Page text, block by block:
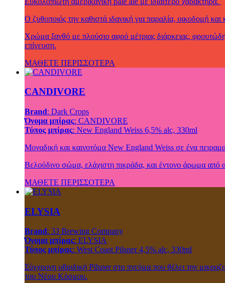
Ο ζυθοποιός την καθιστά ιδανική για παραλία, οικοδομή
Χρώμα ξανθό με πλούσιο αφρό μέτριας διάρκειας,
επίγευση.
ΜΑΘΕΤΕ ΠΕΡΙΣΣΟΤΕΡΑ
CANDIVORE
Brand: Dark Crops
Όνομα μπίρας: CANDIVORE
Τύπος μπίρας: New England Weiss 6,5% alc, 330ml
Μοναδική και καινοτόμα New England Weiss σε ένα
Βελούδινο σώμα, ελάχιστη πικράδα, και έντονο άρωμα από
ΜΑΘΕΤΕ ΠΕΡΙΣΣΟΤΕΡΑ
ELYSIA
Brand: 33 Brewing Company
Όνομα μπίρας: ELYSIA
Τύπος μπίρας: West Coast Pilsner 4,5% alc, 330ml
Σύγχρονη υβριδική Pilsner στο πνεύμα που θέλει την
του Νέου Κόσμου.